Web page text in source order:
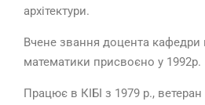
архітектури.
Вчене звання доцента кафедри
математики присвоєно у 1992р.
Працює в КІБІ з 1979 р.,